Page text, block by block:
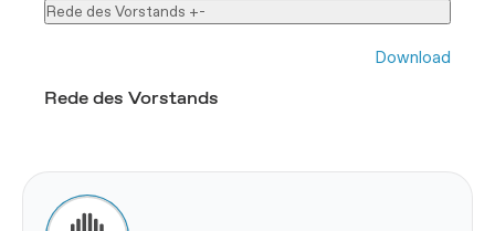
Rede des Vorstands +-
Rede des Vorstands
Download